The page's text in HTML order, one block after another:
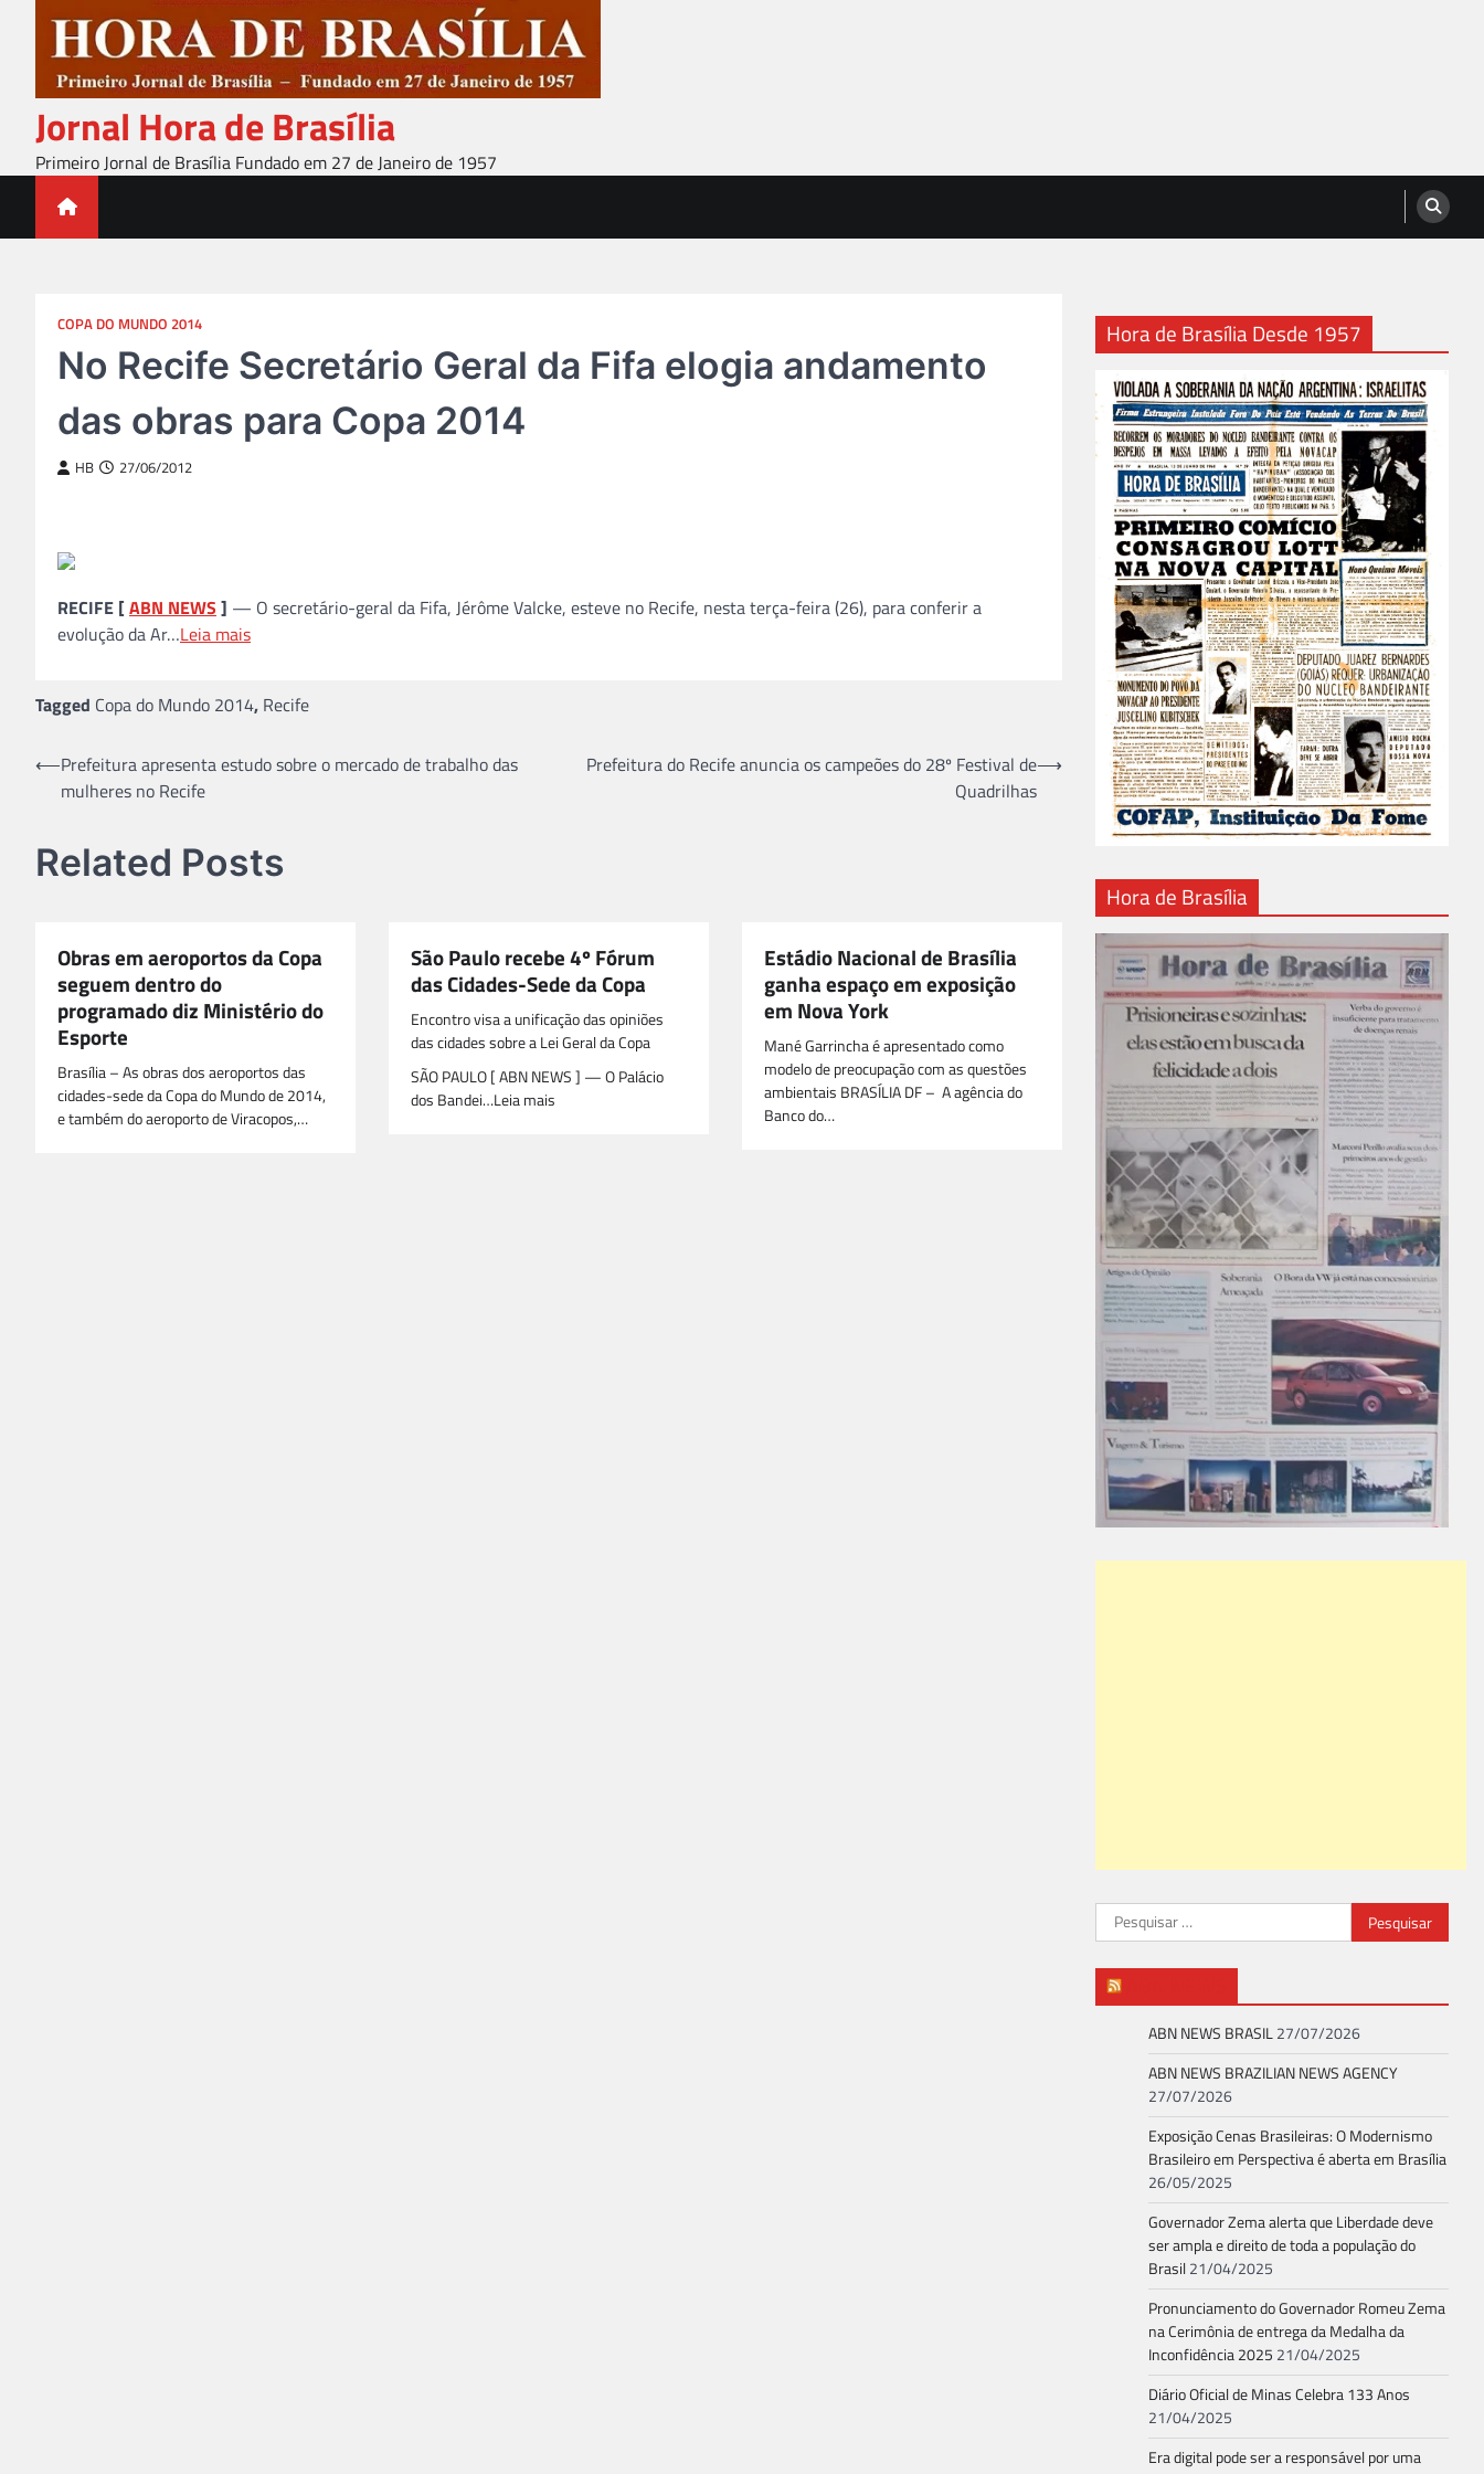
content
Jornal Hora de Brasília
Primeiro Jornal de Brasília Fundado em 27 de Janeiro de 1957
COPA DO MUNDO 2014
No Recife Secretário Geral da Fifa elogia andamento
das obras para Copa 2014
HB 27/06/2012
RECIFE [ABN NEWS ] — O secretário-geral da Fifa, Jérôme Valcke, esteve no Recife, nesta terça-feira (26), para conferir a
evolução da Ar…Leia mais
Tagged Copa do Mundo 2014, Recife
Navegação
⟵Prefeitura apresenta estudo sobre o mercado de trabalho das
mulheres no Recife
Prefeitura do Recife anuncia os campeões do 28º Festival de
Quadrilhas
⟶
Related Posts
Obras em aeroportos da Copa
seguem dentro do
programado diz Ministério do
Esporte
Brasília – As obras dos aeroportos das
cidades-sede da Copa do Mundo de 2014,
e também do aeroporto de Viracopos,…
São Paulo recebe 4º Fórum
das Cidades-Sede da Copa
Encontro visa a unificação das opiniões
das cidades sobre a Lei Geral da Copa
SÃO PAULO [ ABN NEWS ] — O Palácio
dos Bandei…Leia mais
Estádio Nacional de Brasília
ganha espaço em exposição
em Nova York
Mané Garrincha é apresentado como
modelo de preocupação com as questões
ambientais BRASÍLIA DF – A agência do
Banco do…
Hora de Brasília Desde 1957
Hora de Brasília
Pesquisar
por:
ABN NEWS BRASIL27/07/2026
ABN NEWS BRAZILIAN NEWS AGENCY
27/07/2026
Exposição Cenas Brasileiras: O Modernismo
Brasileiro em Perspectiva é aberta em Brasília
26/05/2025
Governador Zema alerta que Liberdade deve
ser ampla e direito de toda a população do
Brasil21/04/2025
Pronunciamento do Governador Romeu Zema
na Cerimônia de entrega da Medalha da
Inconfidência 2025 21/04/2025
Diário Oficial de Minas Celebra 133 Anos
21/04/2025
Era digital pode ser a responsável por uma